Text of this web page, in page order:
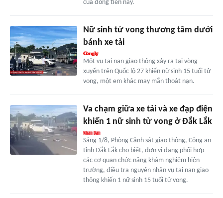
của đồng tiền này.
Nữ sinh tử vong thương tâm dưới
bánh xe tải
Một vụ tai nạn giao thông xảy ra tại vòng
xuyến trên Quốc lộ 27 khiến nữ sinh 15 tuổi tử
vong, một em khác may mắn thoát nạn.
Va chạm giữa xe tải và xe đạp điện
khiến 1 nữ sinh tử vong ở Đắk Lắk
Sáng 1/8, Phòng Cảnh sát giao thông, Công an
tỉnh Đắk Lắk cho biết, đơn vị đang phối hợp
các cơ quan chức năng khám nghiệm hiện
trường, điều tra nguyên nhân vụ tai nạn giao
thông khiến 1 nữ sinh 15 tuổi tử vong.